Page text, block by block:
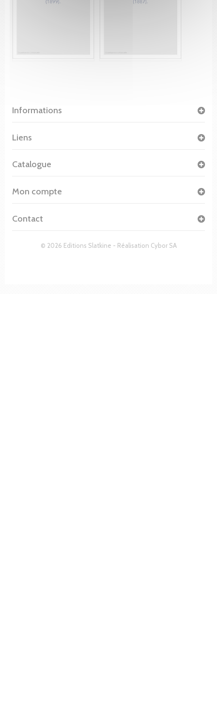
Informations
© 2026 Editions Slatkine - Réalisation Cybor SA
Liens
Catalogue
Mon compte
Contact